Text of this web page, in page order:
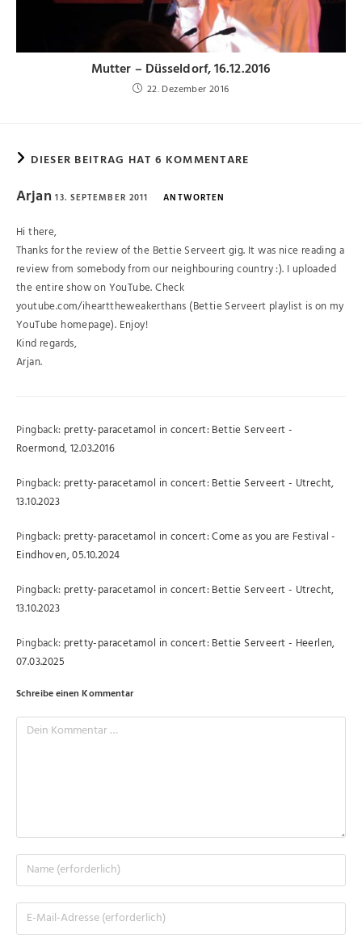
Mutter – Düsseldorf, 16.12.2016
22. Dezember 2016
DIESER BEITRAG HAT 6 KOMMENTARE
Arjan 13. SEPTEMBER 2011 ANTWORTEN
Hi there,
Thanks for the review of the Bettie Serveert gig. It was nice reading a
review from somebody from our neighbouring country :). I uploaded
the entire show on YouTube. Check
youtube.com/ihearttheweakerthans (Bettie Serveert playlist is on my
YouTube homepage). Enjoy!
Kind regards,
Arjan.
Pingback: pretty-paracetamol in concert: Bettie Serveert -
Roermond, 12.03.2016
Pingback: pretty-paracetamol in concert: Bettie Serveert - Utrecht,
13.10.2023
Pingback: pretty-paracetamol in concert: Come as you are Festival -
Eindhoven, 05.10.2024
Pingback: pretty-paracetamol in concert: Bettie Serveert - Utrecht,
13.10.2023
Pingback: pretty-paracetamol in concert: Bettie Serveert - Heerlen,
07.03.2025
Schreibe einen Kommentar